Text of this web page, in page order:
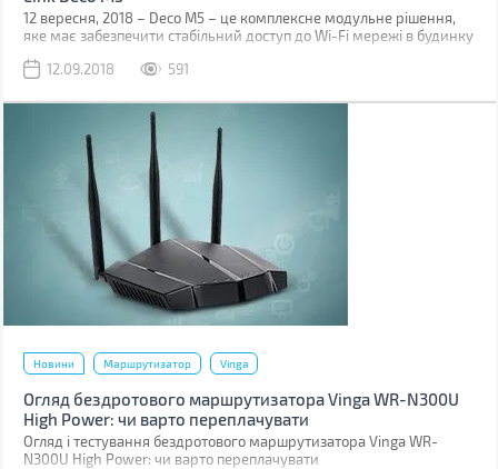
12 вересня, 2018 – Deco M5 – це комплексне модульне рішення,
яке має забезпечити стабільний доступ до Wi-Fi мережі в будинку
складається з трьх пристроїв, забезпечує Wi-Fi покриття на площі
на площі до 350 квадратних метрів. Якщо цього недостатньо –
просто додайте один або кілька модулів Deco для збільшення
покриття.
12.09.2018 591
Новини Маршрутизатор Vinga
Огляд бездротового маршрутизатора Vinga WR-N300U
High Power: чи варто переплачувати
Огляд і тестування бездротового маршрутизатора Vinga WR-
N300U High Power: чи варто переплачувати